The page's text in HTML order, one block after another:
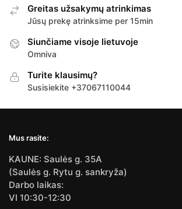
Greitas užsakymų atrinkimas
Jūsų prekę atrinksime per 15min
Siunčiame visoje lietuvoje
Omniva
Turite klausimų?
Susisiekite +37067110044
Mus rasite:
KAUNE: Saulės g. 35A
(Saulės g. Rytu g. sankryža)
Darbo laikas:
VI 10:30-12:30